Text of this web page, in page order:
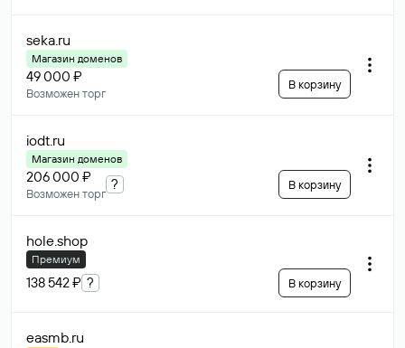
seka.ru
Магазин доменов
49 000 ₽
Возможен торг
В корзину
iodt.ru
Магазин доменов
206 000 ₽
Возможен торг
? В корзину
hole.shop
Премиум
138 542 ₽ ? В корзину
easmb.ru